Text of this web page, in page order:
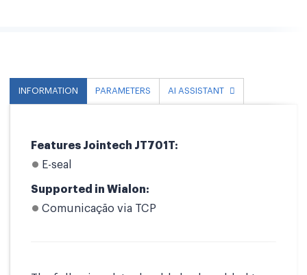
INFORMATION PARAMETERS AI ASSISTANT
Features Jointech JT701T:
E-seal
Supported in Wialon:
Comunicação via TCP